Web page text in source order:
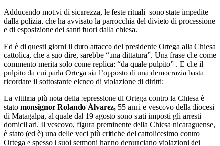
Adducendo motivi di sicurezza, le feste rituali sono state impedite
dalla polizia, che ha avvisato la parrocchia del divieto di processione
e di esposizione dei santi fuori dalla chiesa.
Ed è di questi giorni il duro attacco del presidente Ortega alla Chiesa
cattolica, che a suo dire, sarebbe “una dittatura”. Una frase che come
commento merita solo come replica: “da quale pulpito” . E che il
pulpito da cui parla Ortega sia l’opposto di una democrazia basta
ricordare il sottostante elenco di violazione di diritti:
La vittima più nota della repressione di Ortega contro la Chiesa è
stato monsignor Rolando Álvarez, 55 anni e vescovo della diocesi
di Matagalpa, al quale dal 19 agosto sono stati imposti gli arresti
domiciliari. Il vescovo, figura preminente della Chiesa nicaraguense,
è stato (ed è) una delle voci più critiche del cattolicesimo contro
Ortega e spesso i suoi sermoni hanno denunciano violazioni dei